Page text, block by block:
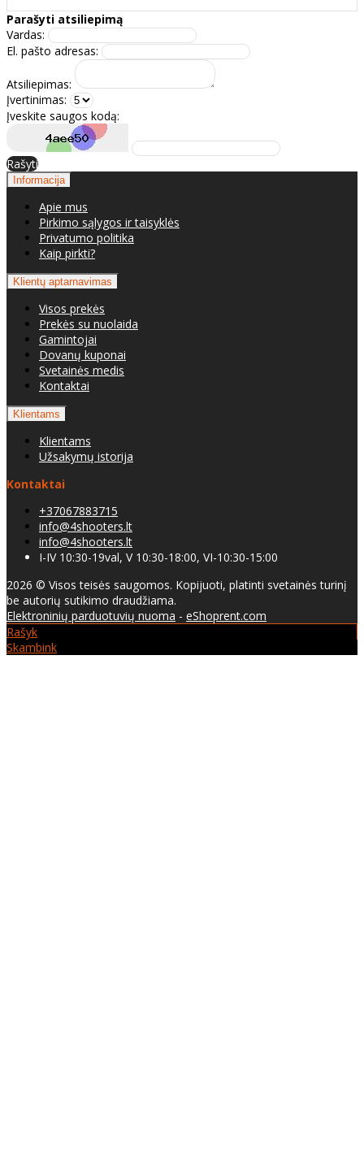
Parašyti atsiliepimą
Vardas:
El. pašto adresas:
Atsiliepimas:
Įvertinimas:
Įveskite saugos kodą:
Rašyti
Informacija
Apie mus
Pirkimo sąlygos ir taisyklės
Privatumo politika
Kaip pirkti?
Klientų aptarnavimas
Visos prekės
Prekės su nuolaida
Gamintojai
Dovanų kuponai
Svetainės medis
Kontaktai
Klientams
Klientams
Užsakymų istorija
Kontaktai
+37067883715
info@4shooters.lt
info@4shooters.lt
I-IV 10:30-19val, V 10:30-18:00, VI-10:30-15:00
2026 © Visos teisės saugomos. Kopijuoti, platinti svetainės turinį
be autorių sutikimo draudžiama.
Elektroninių parduotuvių nuoma - eShoprent.com
Rašyk
Skambink